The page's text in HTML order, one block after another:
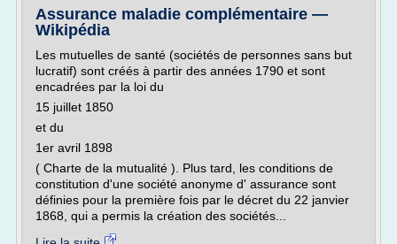
Assurance maladie complémentaire —
Wikipédia
Les mutuelles de santé (sociétés de personnes sans but
lucratif) sont créés à partir des années 1790 et sont
encadrées par la loi du
15 juillet 1850
et du
1er avril 1898
( Charte de la mutualité ). Plus tard, les conditions de
constitution d'une société anonyme d' assurance sont
définies pour la première fois par le décret du 22 janvier
1868, qui a permis la création des sociétés...